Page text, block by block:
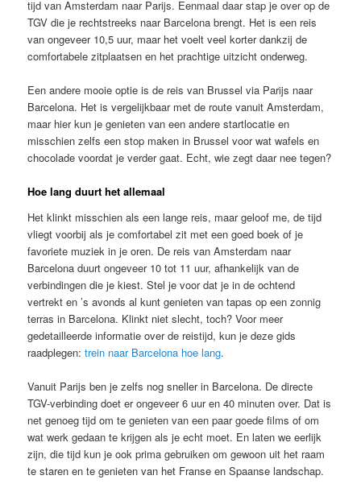
tijd van Amsterdam naar Parijs. Eenmaal daar stap je over op de
TGV die je rechtstreeks naar Barcelona brengt. Het is een reis
van ongeveer 10,5 uur, maar het voelt veel korter dankzij de
comfortabele zitplaatsen en het prachtige uitzicht onderweg.
Een andere mooie optie is de reis van Brussel via Parijs naar
Barcelona. Het is vergelijkbaar met de route vanuit Amsterdam,
maar hier kun je genieten van een andere startlocatie en
misschien zelfs een stop maken in Brussel voor wat wafels en
chocolade voordat je verder gaat. Echt, wie zegt daar nee tegen?
Hoe lang duurt het allemaal
Het klinkt misschien als een lange reis, maar geloof me, de tijd
vliegt voorbij als je comfortabel zit met een goed boek of je
favoriete muziek in je oren. De reis van Amsterdam naar
Barcelona duurt ongeveer 10 tot 11 uur, afhankelijk van de
verbindingen die je kiest. Stel je voor dat je in de ochtend
vertrekt en ’s avonds al kunt genieten van tapas op een zonnig
terras in Barcelona. Klinkt niet slecht, toch? Voor meer
gedetailleerde informatie over de reistijd, kun je deze gids
raadplegen:trein naar Barcelona hoe lang.
Vanuit Parijs ben je zelfs nog sneller in Barcelona. De directe
TGV-verbinding doet er ongeveer 6 uur en 40 minuten over. Dat is
net genoeg tijd om te genieten van een paar goede films of om
wat werk gedaan te krijgen als je echt moet. En laten we eerlijk
zijn, die tijd kun je ook prima gebruiken om gewoon uit het raam
te staren en te genieten van het Franse en Spaanse landschap.